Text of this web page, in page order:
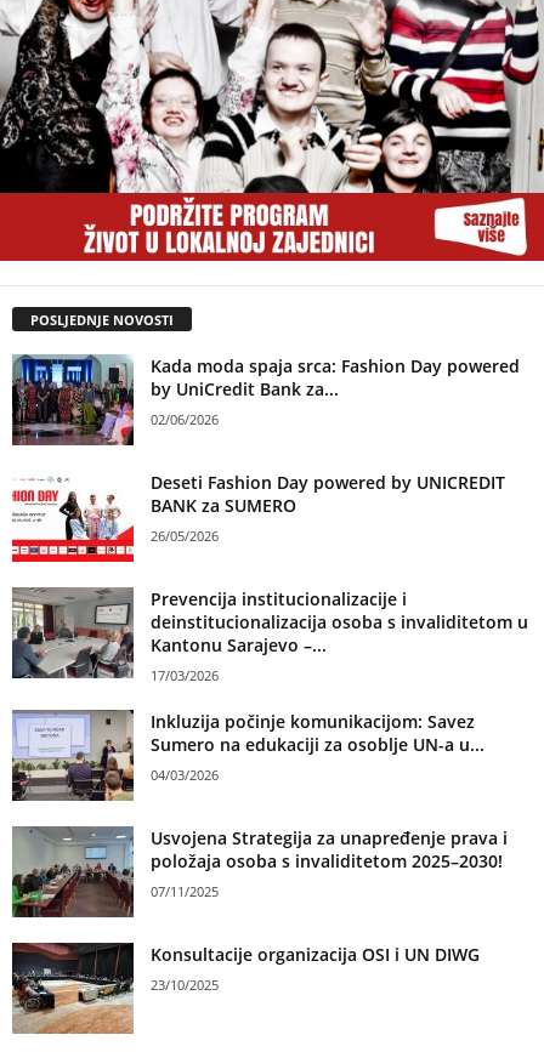
POSLJEDNJE NOVOSTI
Kada moda spaja srca: Fashion Day powered
by UniCredit Bank za...
02/06/2026
Deseti Fashion Day powered by UNICREDIT
BANK za SUMERO
26/05/2026
Prevencija institucionalizacije i
deinstitucionalizacija osoba s invaliditetom u
Kantonu Sarajevo –...
17/03/2026
Inkluzija počinje komunikacijom: Savez
Sumero na edukaciji za osoblje UN-a u...
04/03/2026
Usvojena Strategija za unapređenje prava i
položaja osoba s invaliditetom 2025–2030!
07/11/2025
Konsultacije organizacija OSI i UN DIWG
23/10/2025